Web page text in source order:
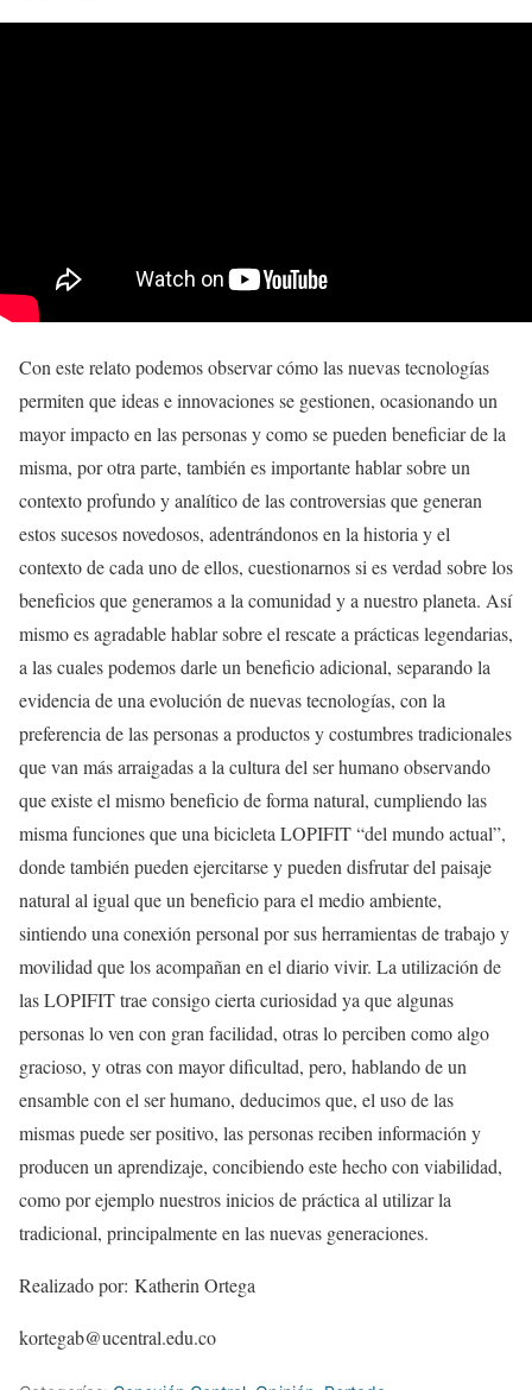
Con este relato podemos observar cómo las nuevas tecnologías
permiten que ideas e innovaciones se gestionen, ocasionando un
mayor impacto en las personas y como se pueden beneficiar de la
misma, por otra parte, también es importante hablar sobre un
contexto profundo y analítico de las controversias que generan
estos sucesos novedosos, adentrándonos en la historia y el
contexto de cada uno de ellos, cuestionarnos si es verdad sobre los
beneficios que generamos a la comunidad y a nuestro planeta. Así
mismo es agradable hablar sobre el rescate a prácticas legendarias,
a las cuales podemos darle un beneficio adicional, separando la
evidencia de una evolución de nuevas tecnologías, con la
preferencia de las personas a productos y costumbres tradicionales
que van más arraigadas a la cultura del ser humano observando
que existe el mismo beneficio de forma natural, cumpliendo las
misma funciones que una bicicleta LOPIFIT “del mundo actual”,
donde también pueden ejercitarse y pueden disfrutar del paisaje
natural al igual que un beneficio para el medio ambiente,
sintiendo una conexión personal por sus herramientas de trabajo y
movilidad que los acompañan en el diario vivir. La utilización de
las LOPIFIT trae consigo cierta curiosidad ya que algunas
personas lo ven con gran facilidad, otras lo perciben como algo
gracioso, y otras con mayor dificultad, pero, hablando de un
ensamble con el ser humano, deducimos que, el uso de las
mismas puede ser positivo, las personas reciben información y
producen un aprendizaje, concibiendo este hecho con viabilidad,
como por ejemplo nuestros inicios de práctica al utilizar la
tradicional, principalmente en las nuevas generaciones.
Realizado por: Katherin Ortega
kortegab@ucentral.edu.co